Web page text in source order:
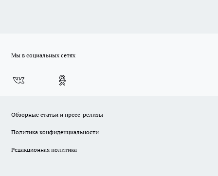
Мы в социальных сетях
Обзорные статьи и пресс-релизы
Политика конфиденциальности
Редакционная политика